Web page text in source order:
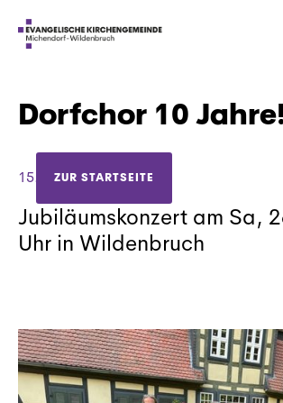
ZUR STARTSEITE
Dorfchor 10 Jahre!
15.8.2023
Jubiläumskonzert am Sa,
Uhr in Wildenbruch